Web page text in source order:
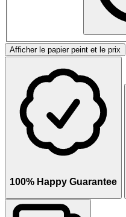
Afficher le papier peint et le prix
100% Happy Guarantee